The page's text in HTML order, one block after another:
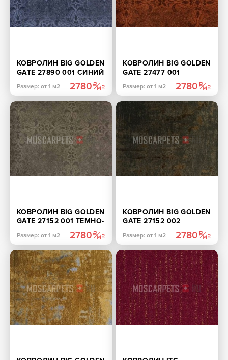
КОВРОЛИН BIG GOLDEN
GATE 27890 001 СИНИЙ
Размер: от 1 м2 2780
КОВРОЛИН BIG GOLDEN
GATE 27477 001
Размер: от 1 м2 2780
КОВРОЛИН BIG GOLDEN
GATE 27152 001 ТЕМНО-
Размер: от 1 м2 2780
КОВРОЛИН BIG GOLDEN
GATE 27152 002
Размер: от 1 м2 2780